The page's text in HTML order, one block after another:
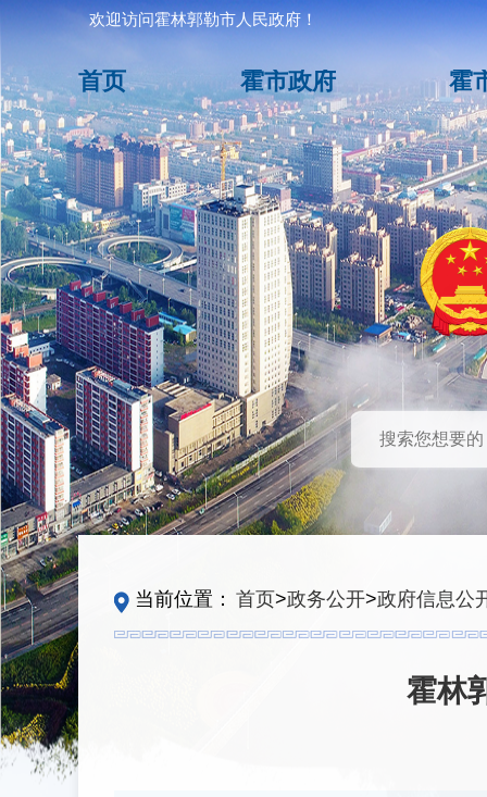
欢迎访问霍林郭勒市人民政府！
首页 霍市政府 霍
当前位置： 首页>政务公开>政府信息公
霍林